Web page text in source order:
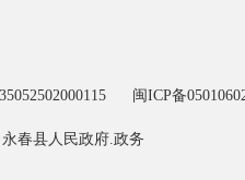
闽ICP备
春县人民政府.政务